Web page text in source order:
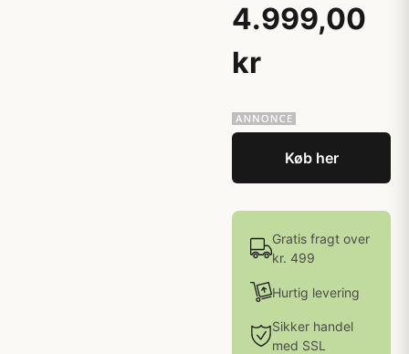
4.999,00
kr
Køb her
Gratis fragt over
kr. 499
Hurtig levering
Sikker handel
med SSL